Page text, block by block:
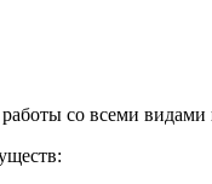
со всеми